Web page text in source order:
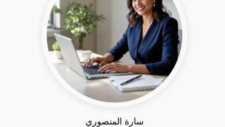
سارة المنصوري